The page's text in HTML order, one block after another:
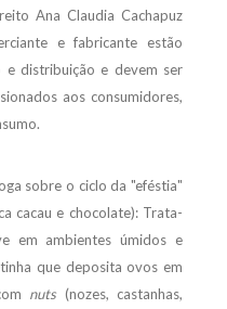
Ana Claudia Cachapuz
e fabricante estão
e distribuição e devem ser
aos consumidores,
sobre o ciclo da "eféstia"
cacau e chocolate): Trata-
em ambientes úmidos e
que deposita ovos em
nuts (nozes, castanhas,